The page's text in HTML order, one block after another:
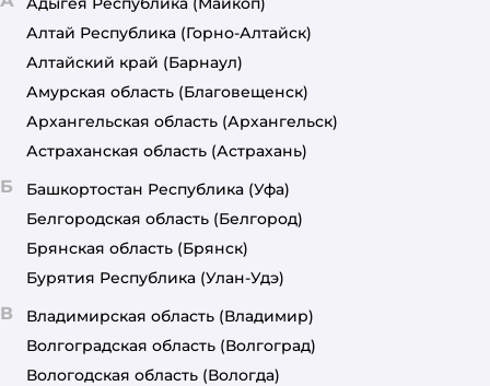
Алтай Республика (Горно-Алтайск)
Алтайский край (Барнаул)
Амурская область (Благовещенск)
Архангельская область (Архангельск)
Астраханская область (Астрахань)
Б Башкортостан Республика (Уфа)
Белгородская область (Белгород)
Брянская область (Брянск)
Бурятия Республика (Улан-Удэ)
В Владимирская область (Владимир)
Волгоградская область (Волгоград)
Вологодская область (Вологда)